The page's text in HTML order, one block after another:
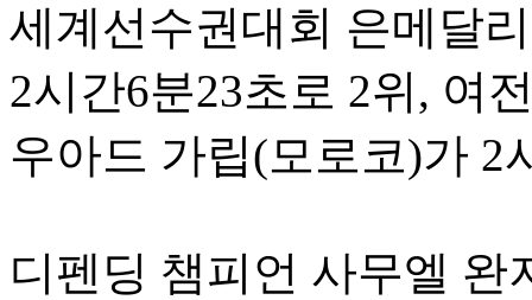
세계선수권대회 은메달
2시간6분23초로 2위, 여
우아드 가립(모로코)가 2
디펜딩 챔피언 사무엘 완